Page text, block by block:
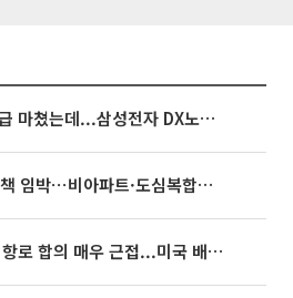
3445억 자사주 지급 마쳤는데...삼성전자 DX노조, 뒤늦은 '떼쓰기 집회'
영끌 '주택공급' 대책 임박⋯비아파트·도심복합까지 총동원
이란 “호르무즈 새 항로 합의 매우 근접...미국 배상 먼저”